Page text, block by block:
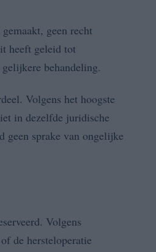
geen recht
heeft geleid tot
behandeling.
Volgens het hoogste
in dezelfde juridische
geen sprake van ongelijke
Volgens
de hersteloperatie